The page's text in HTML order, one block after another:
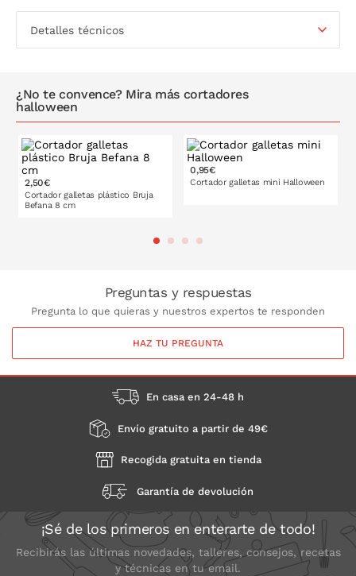
venden los 5 modelos de cortadores de Halloween disponibles.
Si deseas un modelo en concreto has de especificarlo a la hora
de realizar el pedido.
Detalles técnicos
¿No te convence? Mira más cortadores
halloween
2,50€
Cortador galletas plástico Bruja
Befana 8 cm
0,95€
Cortador galletas mini Halloween
Preguntas y respuestas
Pregunta lo que quieras y nuestros expertos te responden
HAZ TU PREGUNTA
En casa en 24-48 h
Envío gratuito a partir de 49€
Recogida gratuita en tienda
Garantía de devolución
¡Sé de los primeros en enterarte de todo!
Recibirás las últimas novedades, talleres, consejos, recetas
y técnicas en tu email.